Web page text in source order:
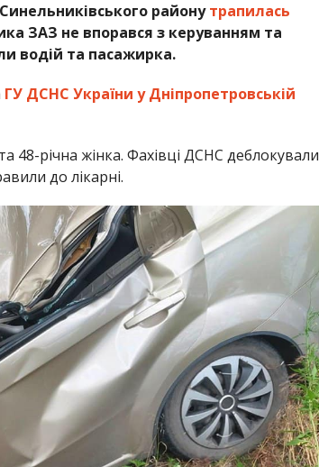
районутрапилась
ЗАЗ не впорався з керуванням та
водій та пасажирка.
ГУ ДСНС України у Дніпропетровській
48-річна жінка. Фахівці ДСНС деблокували
до лікарні.